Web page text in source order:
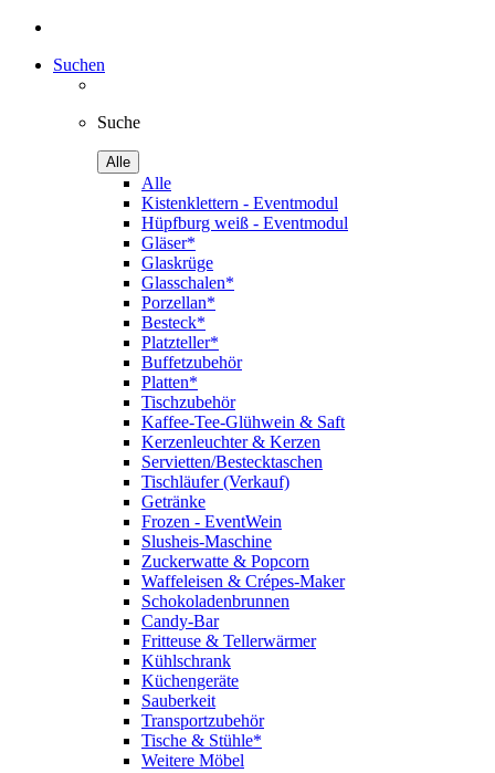
Suchen
Suche
Alle
Alle
Kistenklettern - Eventmodul
Hüpfburg weiß - Eventmodul
Gläser*
Glaskrüge
Glasschalen*
Porzellan*
Besteck*
Platzteller*
Buffetzubehör
Platten*
Tischzubehör
Kaffee-Tee-Glühwein & Saft
Kerzenleuchter & Kerzen
Servietten/Bestecktaschen
Tischläufer (Verkauf)
Getränke
Frozen - EventWein
Slusheis-Maschine
Zuckerwatte & Popcorn
Waffeleisen & Crépes-Maker
Schokoladenbrunnen
Candy-Bar
Fritteuse & Tellerwärmer
Kühlschrank
Küchengeräte
Sauberkeit
Transportzubehör
Tische & Stühle*
Weitere Möbel